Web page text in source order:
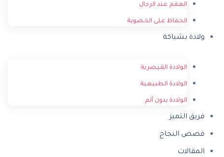
العقم عند الرجال
الحفاظ على الخصوبة
ولادة بشياكة
الولادة القيصرية
الولادة الطبيعية
الولادة بدون ألم
فريق التميز
قصص النجاح
المقالات